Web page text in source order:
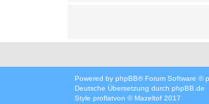
Powered by phpBB® Forum Software ©
Deutsche Übersetzung durch phpBB.de
Style proflatvon ©Mazeltof 2017